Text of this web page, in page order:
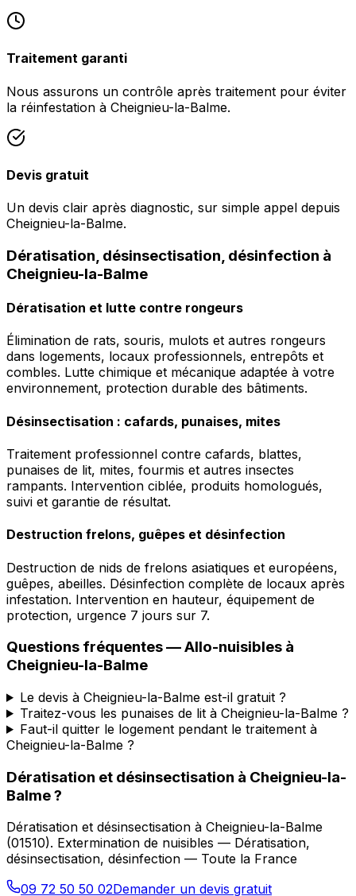
Traitement garanti
Nous assurons un contrôle après traitement pour éviter
la réinfestation à Cheignieu-la-Balme.
Devis gratuit
Un devis clair après diagnostic, sur simple appel depuis
Cheignieu-la-Balme.
Dératisation, désinsectisation, désinfection à
Cheignieu-la-Balme
Dératisation et lutte contre rongeurs
Élimination de rats, souris, mulots et autres rongeurs
dans logements, locaux professionnels, entrepôts et
combles. Lutte chimique et mécanique adaptée à votre
environnement, protection durable des bâtiments.
Désinsectisation : cafards, punaises, mites
Traitement professionnel contre cafards, blattes,
punaises de lit, mites, fourmis et autres insectes
rampants. Intervention ciblée, produits homologués,
suivi et garantie de résultat.
Destruction frelons, guêpes et désinfection
Destruction de nids de frelons asiatiques et européens,
guêpes, abeilles. Désinfection complète de locaux après
infestation. Intervention en hauteur, équipement de
protection, urgence 7 jours sur 7.
Questions fréquentes —Allo-nuisibles à
Cheignieu-la-Balme
Le devis à Cheignieu-la-Balme est-il gratuit ?
Traitez-vous les punaises de lit à Cheignieu-la-Balme ?
Faut-il quitter le logement pendant le traitement à
Cheignieu-la-Balme ?
Dératisation et désinsectisation à Cheignieu-la-
Balme?
Dératisation et désinsectisation à Cheignieu-la-Balme
(01510). Extermination de nuisibles — Dératisation,
désinsectisation, désinfection — Toute la France
09 72 50 50 02Demander un devis gratuit